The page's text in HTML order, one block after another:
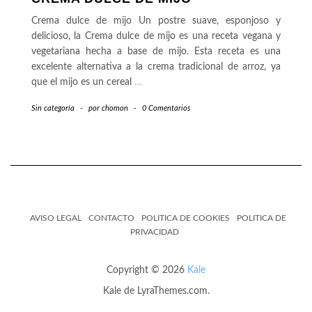
Crema dulce de mijo Un postre suave, esponjoso y
delicioso, la Crema dulce de mijo es una receta vegana y
vegetariana hecha a base de mijo. Esta receta es una
excelente alternativa a la crema tradicional de arroz, ya
que el mijo es un cereal …
Sin categoría - por chomon - 0 Comentarios
AVISO LEGAL CONTACTO POLITICA DE COOKIES
POLITICA DE
PRIVACIDAD
Copyright © 2026 Kale
Kalede LyraThemes.com.